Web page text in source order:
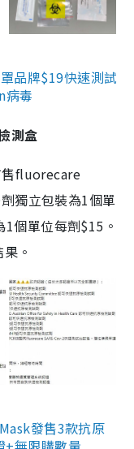
品牌$19快速測試
病毒
測盒
售fluorecare
獨立包裝為1個單
個單位每劑$15。
。
發售3款抗原